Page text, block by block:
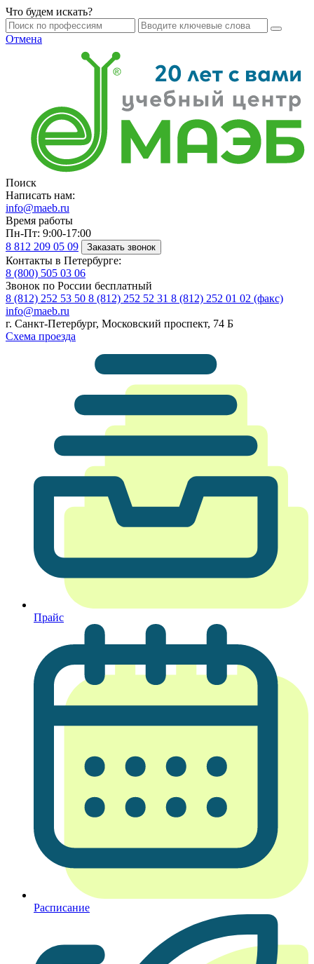
Что будем искать?
Отмена
Поиск
Написать нам:
info@maeb.ru
Время работы
Пн-Пт: 9:00-17:00
8 812 209 05 09 Заказать звонок
Контакты в Петербурге:
8 (800) 505 03 06
Звонок по России бесплатный
8 (812) 252 53 50 8 (812) 252 52 31 8 (812) 252 01 02 (факс)
info@maeb.ru
г. Санкт-Петербург, Московский проспект, 74 Б
Схема проезда
Прайс
Расписание